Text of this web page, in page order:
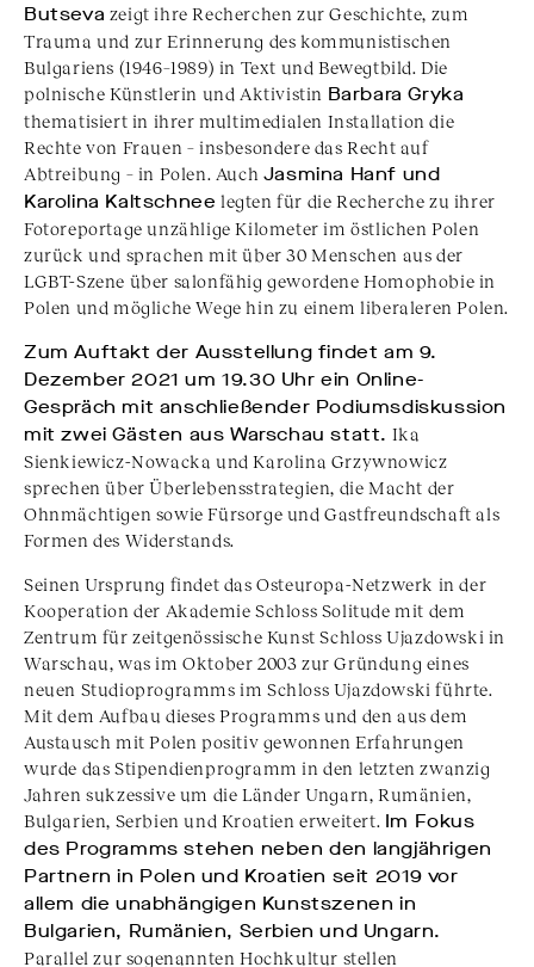
Butseva zeigt ihre Recherchen zur Geschichte, zum
Trauma und zur Erinnerung des kommunistischen
Bulgariens (1946–1989) in Text und Bewegtbild. Die
polnische Künstlerin und Aktivistin Barbara Gryka
thematisiert in ihrer multimedialen Installation die
Rechte von Frauen – insbesondere das Recht auf
Abtreibung – in Polen. Auch Jasmina Hanf und
Karolina Kaltschnee legten für die Recherche zu ihrer
Fotoreportage unzählige Kilometer im östlichen Polen
zurück und sprachen mit über 30 Menschen aus der
LGBT-Szene über salonfähig gewordene Homophobie in
Polen und mögliche Wege hin zu einem liberaleren Polen.
Zum Auftakt der Ausstellung findet am 9.
Dezember 2021 um 19.30 Uhr ein Online-
Gespräch mit anschließender Podiumsdiskussion
mit zwei Gästen aus Warschau statt. Ika
Sienkiewicz-Nowacka und Karolina Grzywnowicz
sprechen über Überlebensstrategien, die Macht der
Ohnmächtigen sowie Fürsorge und Gastfreundschaft als
Formen des Widerstands.
Seinen Ursprung findet das Osteuropa-Netzwerk in der
Kooperation der Akademie Schloss Solitude mit dem
Zentrum für zeitgenössische Kunst Schloss Ujazdowski in
Warschau, was im Oktober 2003 zur Gründung eines
neuen Studioprogramms im Schloss Ujazdowski führte.
Mit dem Aufbau dieses Programms und den aus dem
Austausch mit Polen positiv gewonnen Erfahrungen
wurde das Stipendienprogramm in den letzten zwanzig
Jahren sukzessive um die Länder Ungarn, Rumänien,
Bulgarien, Serbien und Kroatien erweitert. Im Fokus
des Programms stehen neben den langjährigen
Partnern in Polen und Kroatien seit 2019 vor
allem die unabhängigen Kunstszenen in
Bulgarien, Rumänien, Serbien und Ungarn.
Parallel zur sogenannten Hochkultur stellen